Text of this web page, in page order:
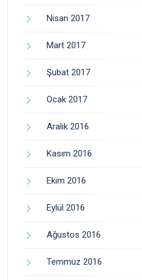
Nisan 2017
Mart 2017
Şubat 2017
Ocak 2017
Aralık 2016
Kasım 2016
Ekim 2016
Eylül 2016
Ağustos 2016
Temmuz 2016